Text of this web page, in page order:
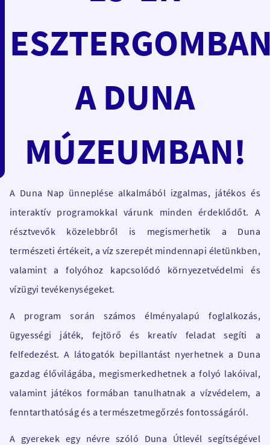
A DUNA
MÚZEUMBAN!
A Duna Nap ünneplése alkalmából izgalmas, játékos és
interaktív programokkal várunk minden érdeklődőt. A
résztvevők közelebbről is megismerhetik a Duna
természeti értékeit, a víz szerepét mindennapi életünkben,
valamint a folyóhoz kapcsolódó környezetvédelmi és
vízügyi tevékenységeket.
A program során számos élményalapú foglalkozás,
ügyességi játék, fejtörő és kreatív feladat segíti a
felfedezést. A látogatók bepillantást nyerhetnek a Duna
gazdag élővilágába, megismerkedhetnek a folyó lakóival,
valamint játékos formában tanulhatnak a vízvédelem, a
fenntarthatóság és a természetmegőrzés fontosságáról.
A gyerekek egy névre szóló Duna Útlevél segítségével